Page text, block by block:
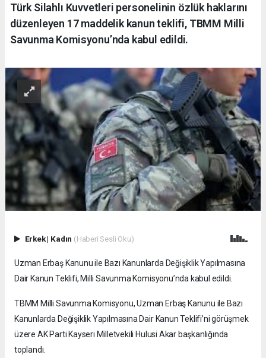
Türk Silahlı Kuvvetleri personelinin özlük haklarını
düzenleyen 17 maddelik kanun teklifi, TBMM Milli
Savunma Komisyonu’nda kabul edildi.
Erkek| Kadın (Haberi Sesli Oku)
Uzman Erbaş Kanunu ile Bazı Kanunlarda Değişiklik Yapılmasına
Dair Kanun Teklifi, Milli Savunma Komisyonu’nda kabul edildi.
TBMM Milli Savunma Komisyonu, Uzman Erbaş Kanunu ile Bazı
Kanunlarda Değişiklik Yapılmasına Dair Kanun Teklifi’ni görüşmek
üzere AK Parti Kayseri Milletvekili Hulusi Akar başkanlığında
toplandı.